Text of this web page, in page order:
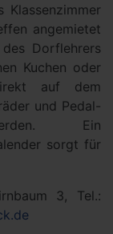
Klassenzimmer
angemietet
Dorflehrers
Kuchen oder
auf dem
und Pedal-
Ein
sorgt für
3, Tel.: